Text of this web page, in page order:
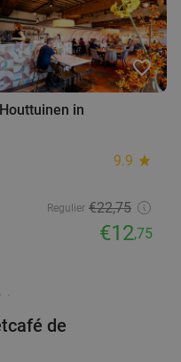
favorite_border
in
9.9 star
Regulier €22,75
€12,75
de